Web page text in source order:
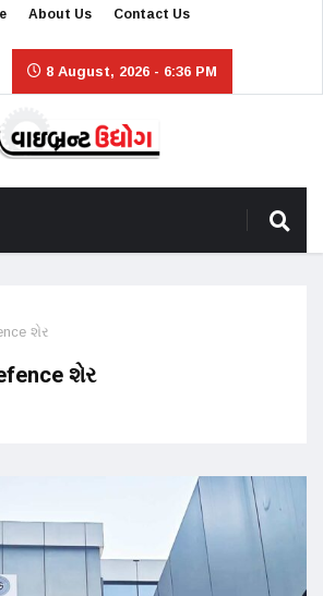
About Us Contact Us
8 August, 2026 - 6:36 PM
શેર
શેર